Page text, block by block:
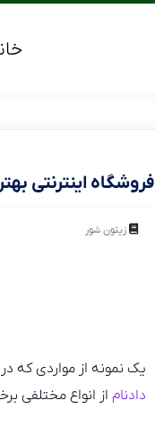
فروشگاه اینترنتی
زیتون شور
یک نمونه از مواردی که
دادنام از انواع مختلفی